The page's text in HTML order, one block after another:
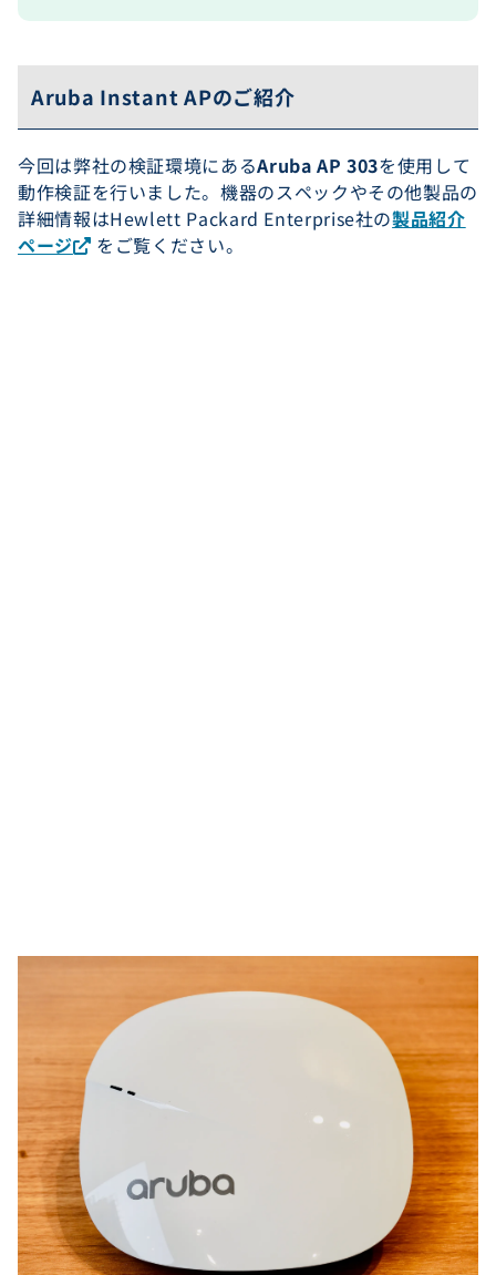
Aruba Instant APのご紹介
今回は弊社の検証環境にあるAruba AP 303を使用して
動作検証を行いました。機器のスペックやその他製品の
詳細情報はHewlett Packard Enterprise社の製品紹介
ページ
をご覧ください。